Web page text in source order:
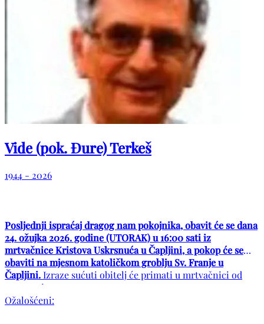
Vide (pok. Đure) Terkeš
1944 - 2026
Posljednji ispraćaj dragog nam pokojnika, obavit će se dana
24. ožujka 2026. godine (UTORAK) u 16:00 sati iz
mrtvačnice Kristova Uskrsnuća u Čapljini, a pokop će se
obaviti na mjesnom katoličkom groblju Sv. Franje u
Čapljini.Izraze sućuti obitelj će primati u mrtvačnici od
15:00 sati
Ožalošćeni: